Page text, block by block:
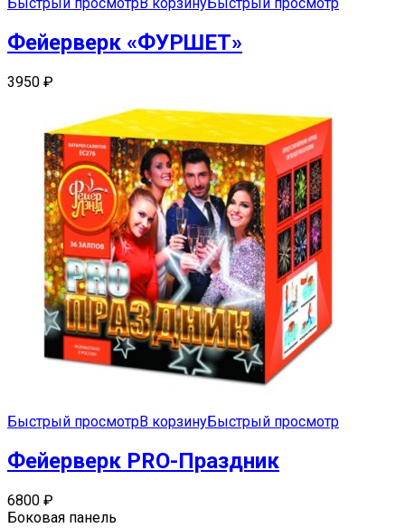
Быстрый просмотрВ корзинуБыстрый просмотр
Фейерверк «ФУРШЕТ»
3950 ₽
Быстрый просмотрВ корзинуБыстрый просмотр
Фейерверк PRO-Праздник
6800 ₽
Боковая панель